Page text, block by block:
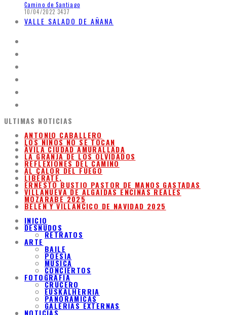
Camino de Santiago
10/04/2022 3437
VALLE SALADO DE AÑANA
ULTIMAS NOTICIAS
ANTONIO CABALLERO
LOS NIÑOS NO SE TOCAN
ÁVILA CIUDAD AMURALLADA
LA GRANJA DE LOS OLVIDADOS
REFLEXIONES DEL CAMINO
AL CALOR DEL FUEGO
LIBÉRATE,
ERNESTO BUSTIO PASTOR DE MANOS GASTADAS
VILLANUEVA DE ALGAIDAS ENCINAS REALES
MOZARABE 2025
BELEN Y VILLANCICO DE NAVIDAD 2025
INICIO
DESNUDOS
RETRATOS
ARTE
BAILE
POESIA
MUSICA
CONCIERTOS
FOTOGRAFIA
CRUCERO
EUSKALHERRIA
PANORAMICAS
GALERIAS EXTERNAS
NOTICIAS